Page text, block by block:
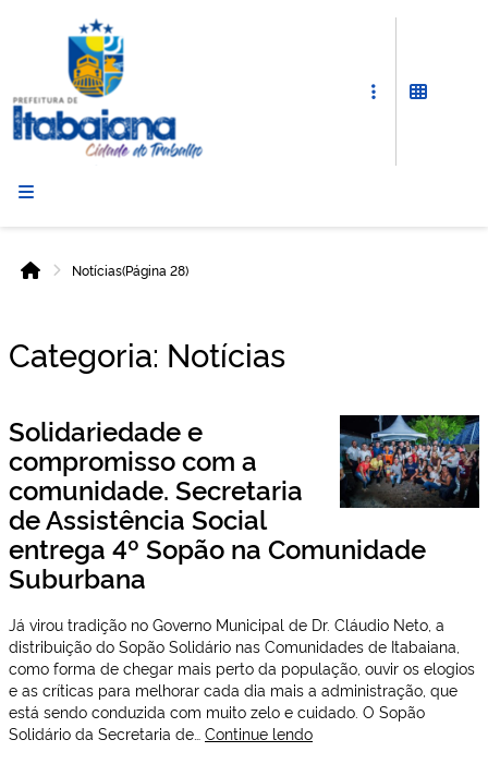
InícioNotícias(Página 28)
Categoria: Notícias
Solidariedade e
compromisso com a
comunidade. Secretaria
de Assistência Social
entrega 4º Sopão na Comunidade
Suburbana
Já virou tradição no Governo Municipal de Dr. Cláudio Neto, a
distribuição do Sopão Solidário nas Comunidades de Itabaiana,
como forma de chegar mais perto da população, ouvir os elogios
e as críticas para melhorar cada dia mais a administração, que
está sendo conduzida com muito zelo e cuidado. O Sopão
Solidário da Secretaria de… Continue lendoSolidariedade